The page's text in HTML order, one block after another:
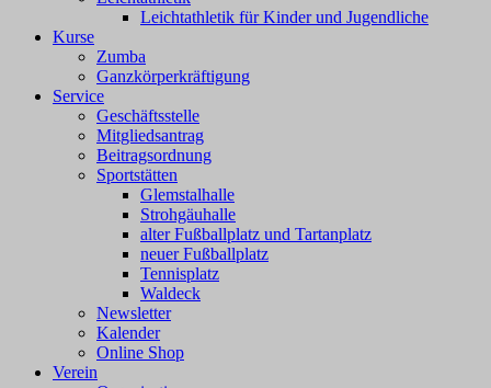
Leichtathletik für Kinder und Jugendliche
Kurse
Zumba
Ganzkörperkräftigung
Service
Geschäftsstelle
Mitgliedsantrag
Beitragsordnung
Sportstätten
Glemstalhalle
Strohgäuhalle
alter Fußballplatz und Tartanplatz
neuer Fußballplatz
Tennisplatz
Waldeck
Newsletter
Kalender
Online Shop
Verein